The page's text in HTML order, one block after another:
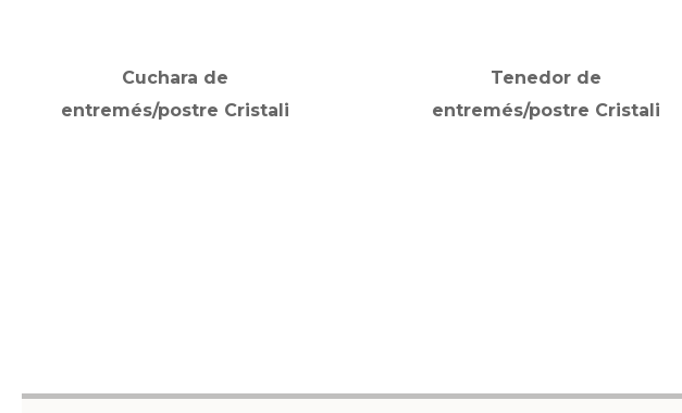
Cuchara de
entremés/postre Cristali
Tenedor de
entremés/postre Cristali